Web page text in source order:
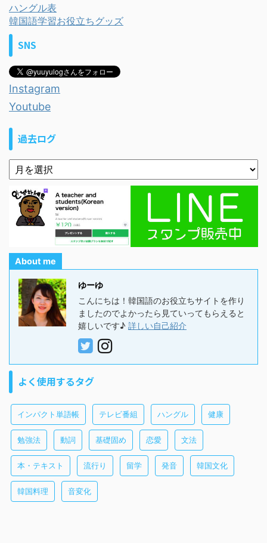
ハングル表
韓国語学習お役立ちグッズ
SNS
Instagram
Youtube
過去ログ
About me
ゆーゆ
こんにちは！韓国語のお役立ちサイトを作り
ましたのでよかったら見ていってもらえると
嬉しいです♪ 詳しい自己紹介
よく使用するタグ
インパクト単語帳 テレビ番組 ハングル 健康
勉強法 動詞 基礎固め 恋愛 文法
本・テキスト 流行り 留学 発音 韓国文化
韓国料理 音変化